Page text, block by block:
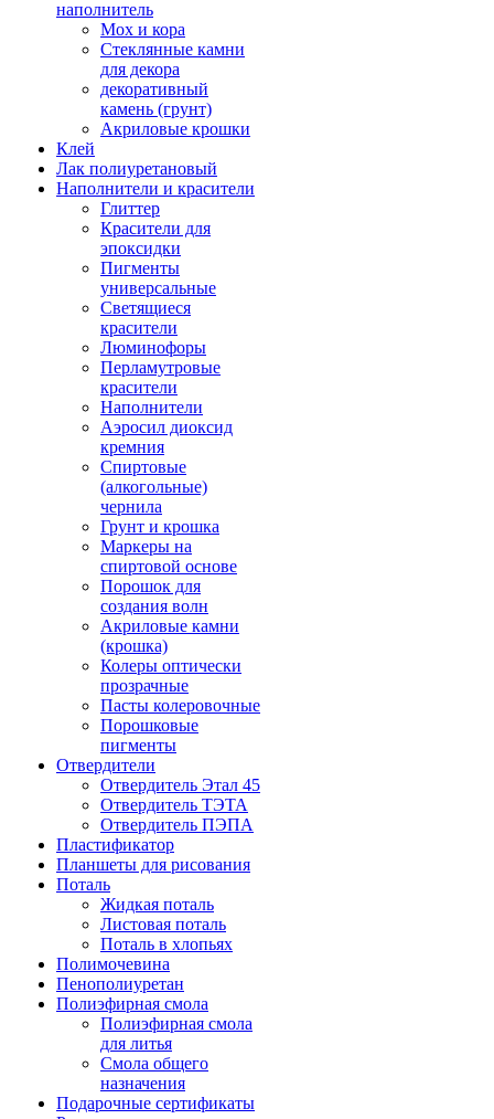
наполнитель
Мох и кора
Стеклянные камни
для декора
декоративный
камень (грунт)
Акриловые крошки
Клей
Лак полиуретановый
Наполнители и красители
Глиттер
Красители для
эпоксидки
Пигменты
универсальные
Светящиеся
красители
Люминофоры
Перламутровые
красители
Наполнители
Аэросил диоксид
кремния
Спиртовые
(алкогольные)
чернила
Грунт и крошка
Маркеры на
спиртовой основе
Порошок для
создания волн
Акриловые камни
(крошка)
Колеры оптически
прозрачные
Пасты колеровочные
Порошковые
пигменты
Отвердители
Отвердитель Этал 45
Отвердитель ТЭТА
Отвердитель ПЭПА
Пластификатор
Планшеты для рисования
Поталь
Жидкая поталь
Листовая поталь
Поталь в хлопьях
Полимочевина
Пенополиуретан
Полиэфирная смола
Полиэфирная смола
для литья
Смола общего
назначения
Подарочные сертификаты